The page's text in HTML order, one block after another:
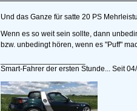
Und das Ganze für satte 20 PS
Wenn es so weit sein sollte, dann
bzw. unbedingt hören, wenn es "Puff"
Smart-Fahrer der ersten Stunde... Seit